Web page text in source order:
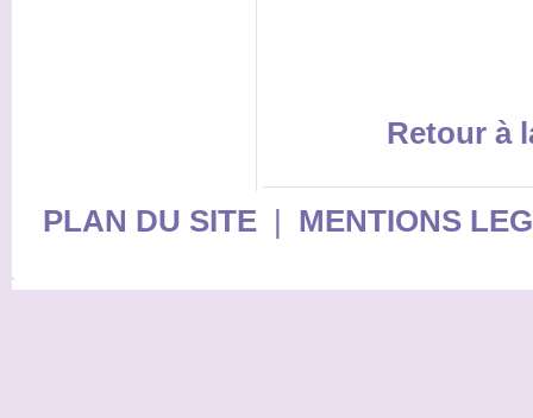
Retour à
PLAN DU SITE| MENTIONS